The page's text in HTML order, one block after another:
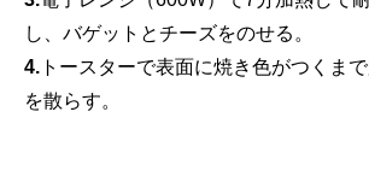
し、バゲットとチーズをのせる。
4. トースターで表面に焼き色がつくま
を散らす。